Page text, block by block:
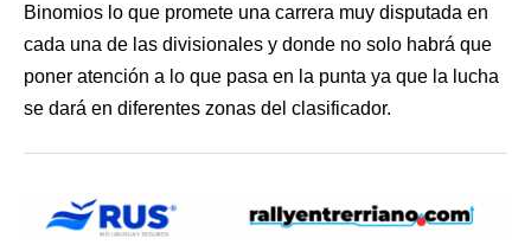
Binomios lo que promete una carrera muy disputada en
cada una de las divisionales y donde no solo habrá que
poner atención a lo que pasa en la punta ya que la lucha
se dará en diferentes zonas del clasificador.